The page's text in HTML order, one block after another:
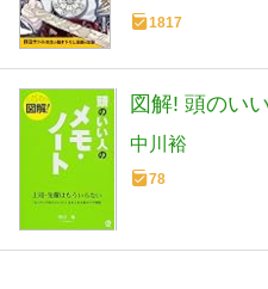
1817
図解! 頭のい
中川裕
78